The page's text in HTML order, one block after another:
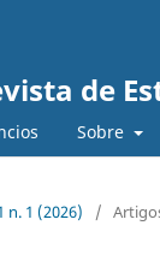
de
Sobre
n. 1 (2026) /